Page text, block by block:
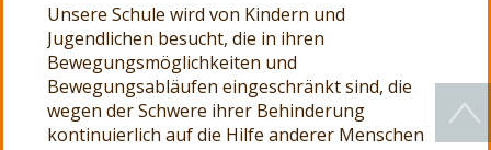
Unsere Schule wird von Kindern und
Jugendlichen besucht, die in ihren
Bewegungsmöglichkeiten und
Bewegungsabläufen eingeschränkt sind, die
wegen der Schwere ihrer Behinderung
kontinuierlich auf die Hilfe anderer Menschen